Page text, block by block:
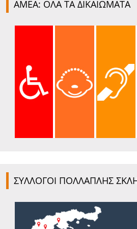
ΑΜΕΑ: ΟΛΑ ΤΑ ΔΙΚΑΙΩΜΑΤΑ
ΣΥΛΛΟΓΟΙ ΠΟΛΛΑΠΛΗΣ